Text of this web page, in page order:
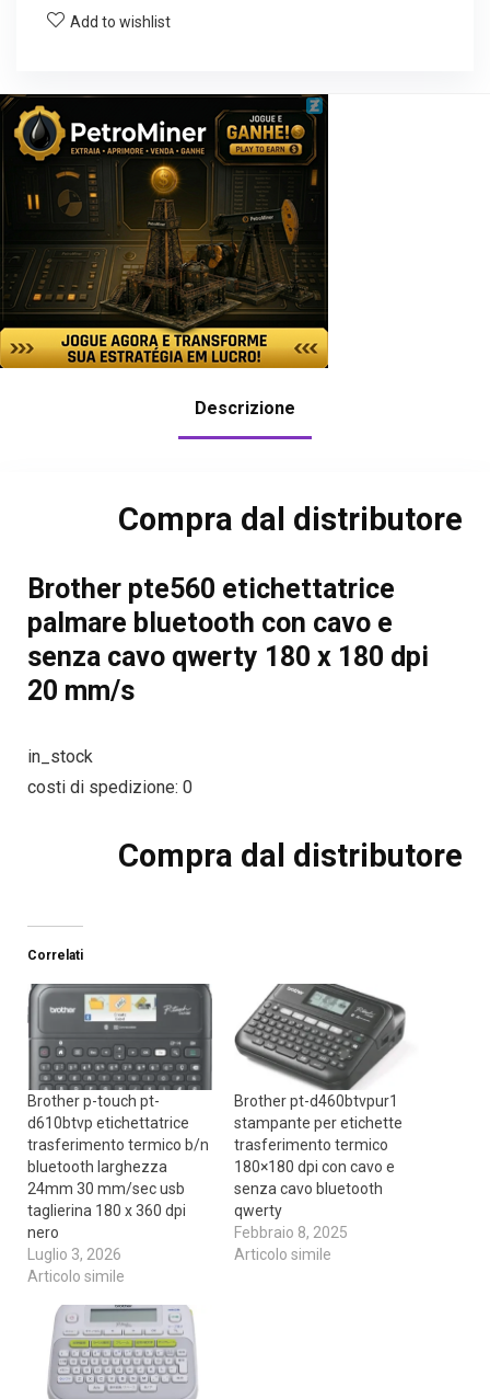
Add to wishlist
Descrizione
Compra dal distributore
Brother pte560 etichettatrice
palmare bluetooth con cavo e
senza cavo qwerty 180 x 180 dpi
20 mm/s
in_stock
costi di spedizione: 0
Compra dal distributore
Correlati
Brother p-touch pt-
d610btvp etichettatrice
trasferimento termico b/n
bluetooth larghezza
24mm 30 mm/sec usb
taglierina 180 x 360 dpi
nero
Luglio 3, 2026
Articolo simile
Brother pt-d460btvpur1
stampante per etichette
trasferimento termico
180×180 dpi con cavo e
senza cavo bluetooth
qwerty
Febbraio 8, 2025
Articolo simile